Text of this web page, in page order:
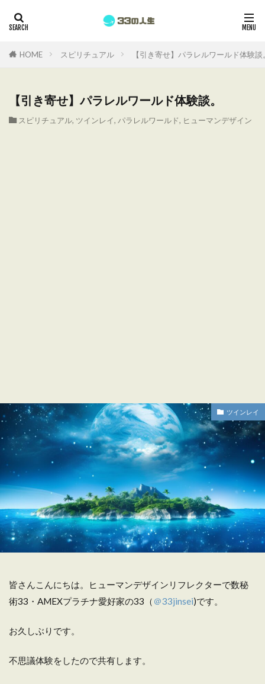
HOME スピリチュアル 【引き寄せ】パラレルワールド体験談
【引き寄せ】パラレルワールド体験談。
スピリチュアル, ツインレイ, パラレルワールド, ヒューマンデザイン
ツインレイ
皆さんこんにちは。ヒューマンデザインリフレクターで数秘
術33・AMEXプラチナ愛好家の33（ ＠33jinsei)です。
お久しぶりです。
不思議体験をしたので共有します。